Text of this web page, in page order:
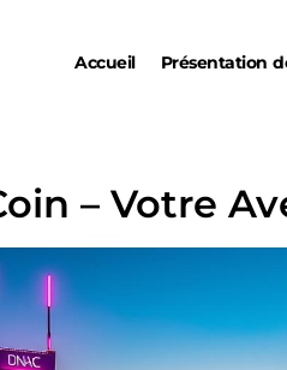
Accueil Présentation
– Votre